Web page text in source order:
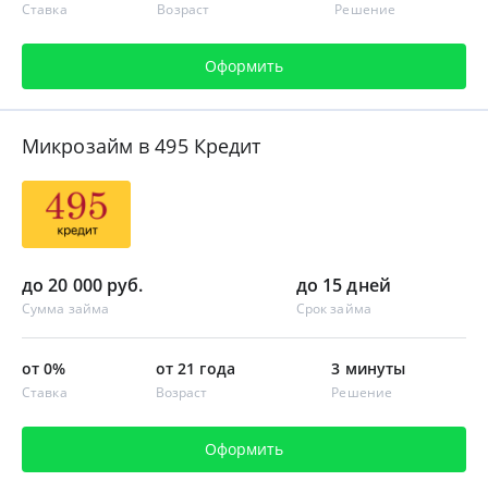
Ставка Возраст Решение
Оформить
Микрозайм в 495 Кредит
до 20 000 руб.
Сумма займа
до 15 дней
Срок займа
от 0%
Ставка
от 21 года
Возраст
3 минуты
Решение
Оформить